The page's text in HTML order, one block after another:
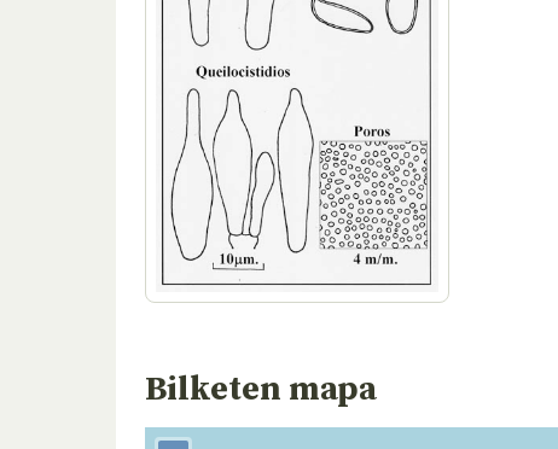
Bilketen mapa